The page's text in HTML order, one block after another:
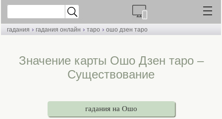
гадания › гадания онлайн › таро › ошо дзен таро
Значение карты Ошо Дзен таро –
Существование
гадания на Ошо